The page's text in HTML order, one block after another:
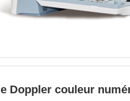
Doppler couleur